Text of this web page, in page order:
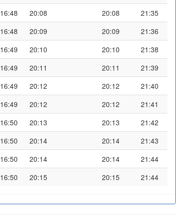
16:48 20:08 20:08
21:35
16:48 20:09 20:09
21:36
16:49 20:10 20:10
21:38
16:49 20:11 20:11
21:39
16:49 20:12 20:12
21:40
16:49 20:12 20:12
21:41
16:50 20:13 20:13
21:42
16:50 20:14 20:14
21:43
16:50 20:14 20:14
21:44
16:50 20:15 20:15 21:44